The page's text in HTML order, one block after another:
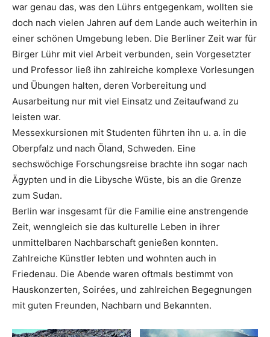
war genau das, was den Lührs entgegenkam, wollten sie
doch nach vielen Jahren auf dem Lande auch weiterhin in
einer schönen Umgebung leben. Die Berliner Zeit war für
Birger Lühr mit viel Arbeit verbunden, sein Vorgesetzter
und Professor ließ ihn zahlreiche komplexe Vorlesungen
und Übungen halten, deren Vorbereitung und
Ausarbeitung nur mit viel Einsatz und Zeitaufwand zu
leisten war.
Messexkursionen mit Studenten führten ihn u. a. in die
Oberpfalz und nach Öland, Schweden. Eine
sechswöchige Forschungsreise brachte ihn sogar nach
Ägypten und in die Libysche Wüste, bis an die Grenze
zum Sudan.
Berlin war insgesamt für die Familie eine anstrengende
Zeit, wenngleich sie das kulturelle Leben in ihrer
unmittelbaren Nachbarschaft genießen konnten.
Zahlreiche Künstler lebten und wohnten auch in
Friedenau. Die Abende waren oftmals bestimmt von
Hauskonzerten, Soirées, und zahlreichen Begegnungen
mit guten Freunden, Nachbarn und Bekannten.